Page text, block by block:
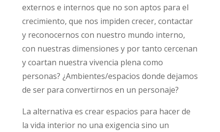
externos e internos que no son aptos para el
crecimiento, que nos impiden crecer, contactar
y reconocernos con nuestro mundo interno,
con nuestras dimensiones y por tanto cercenan
y coartan nuestra vivencia plena como
personas? ¿Ambientes/espacios donde dejamos
de ser para convertirnos en un personaje?
La alternativa es crear espacios para hacer de
la vida interior no una exigencia sino un